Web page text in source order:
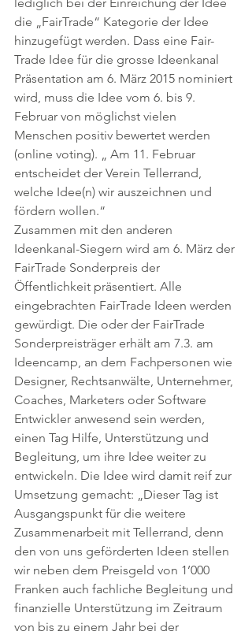
die „FairTrade“ Kategorie der Idee
hinzugefügt werden. Dass eine Fair-
Trade Idee für die grosse Ideenkanal
Präsentation am 6. März 2015 nominiert
wird, muss die Idee vom 6. bis 9.
Februar von möglichst vielen
Menschen positiv bewertet werden
(online voting). „ Am 11. Februar
entscheidet der Verein Tellerrand,
welche Idee(n) wir auszeichnen und
fördern wollen.“
Zusammen mit den anderen
Ideenkanal-Siegern wird am 6. März der
FairTrade Sonderpreis der
Öffentlichkeit präsentiert. Alle
eingebrachten FairTrade Ideen werden
gewürdigt. Die oder der FairTrade
Sonderpreisträger erhält am 7.3. am
Ideencamp, an dem Fachpersonen wie
Designer, Rechtsanwälte, Unternehmer,
Coaches, Marketers oder Software
Entwickler anwesend sein werden,
einen Tag Hilfe, Unterstützung und
Begleitung, um ihre Idee weiter zu
entwickeln. Die Idee wird damit reif zur
Umsetzung gemacht: „Dieser Tag ist
Ausgangspunkt für die weitere
Zusammenarbeit mit Tellerrand, denn
den von uns geförderten Ideen stellen
wir neben dem Preisgeld von 1’000
Franken auch fachliche Begleitung und
finanzielle Unterstützung im Zeitraum
von bis zu einem Jahr bei der